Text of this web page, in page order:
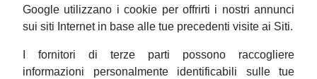
Google utilizzano i cookie per offrirti i nostri annunci
sui siti Internet in base alle tue precedenti visite ai Siti.
I fornitori di terze parti possono raccogliere
informazioni personalmente identificabili sulle tue